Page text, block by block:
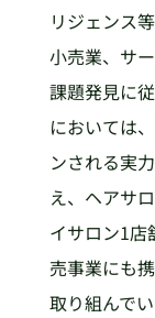
リジェンス
小売業、サ
課題発見に
においては
ンされる実
え、ヘアサ
イサロン1店
売事業にも
取り組んで